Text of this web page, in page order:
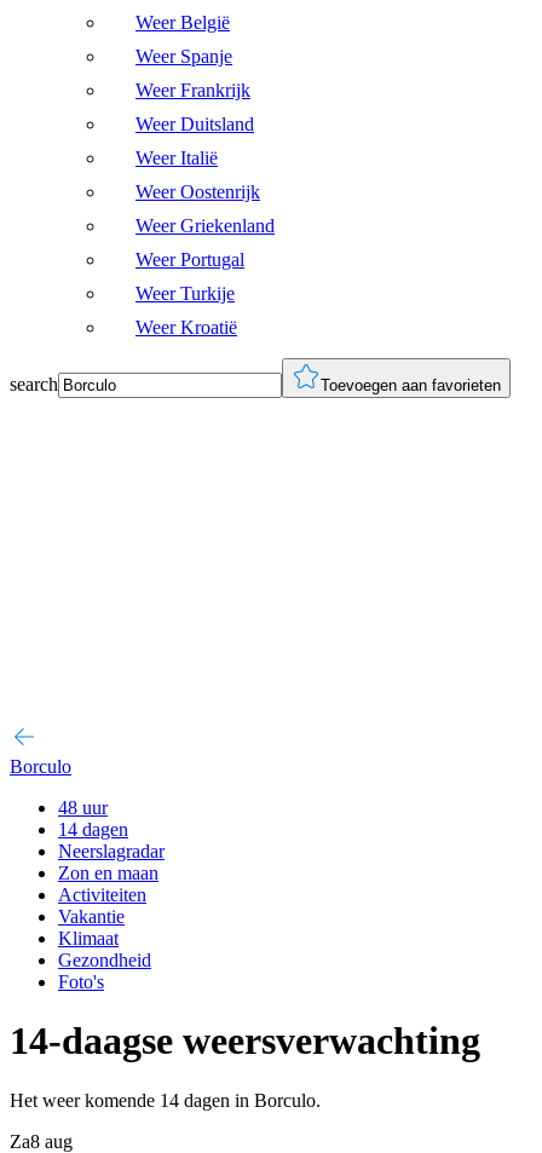
Weer België
Weer Spanje
Weer Frankrijk
Weer Duitsland
Weer Italië
Weer Oostenrijk
Weer Griekenland
Weer Portugal
Weer Turkije
Weer Kroatië
search Toevoegen aan favorieten
Borculo
48 uur
14 dagen
Neerslagradar
Zon en maan
Activiteiten
Vakantie
Klimaat
Gezondheid
Foto's
14-daagse weersverwachting
Het weer komende 14 dagen in Borculo.
Za8 aug